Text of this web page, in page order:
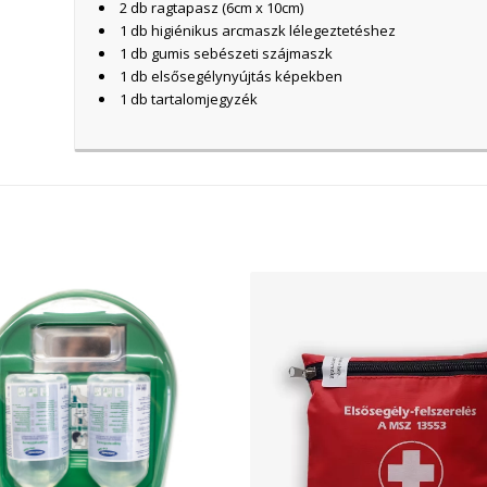
2 db ragtapasz (6cm x 10cm)
1 db higiénikus arcmaszk lélegeztetéshez
1 db gumis sebészeti szájmaszk
1 db elsősegélynyújtás képekben
1 db tartalomjegyzék